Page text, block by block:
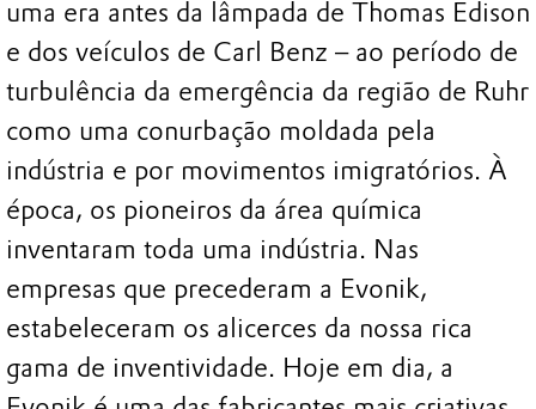
uma era antes da lâmpada de Thomas Edison
e dos veículos de Carl Benz – ao período de
turbulência da emergência da região de Ruhr
como uma conurbação moldada pela
indústria e por movimentos imigratórios. À
época, os pioneiros da área química
inventaram toda uma indústria. Nas
empresas que precederam a Evonik,
estabeleceram os alicerces da nossa rica
gama de inventividade. Hoje em dia, a